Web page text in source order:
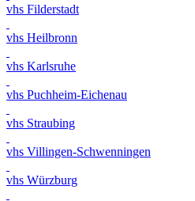
vhs Filderstadt
vhs Heilbronn
vhs Karlsruhe
vhs Puchheim-Eichenau
vhs Straubing
vhs Villingen-Schwenningen
vhs Würzburg